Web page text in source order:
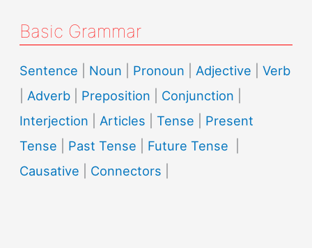
Basic Grammar
Sentence Noun Pronoun Adjective |Verb
Adverb Preposition Conjunction
Interjection
Articles |Tense
Present
Tense
Past Tense Future Tense
Causative
Connectors